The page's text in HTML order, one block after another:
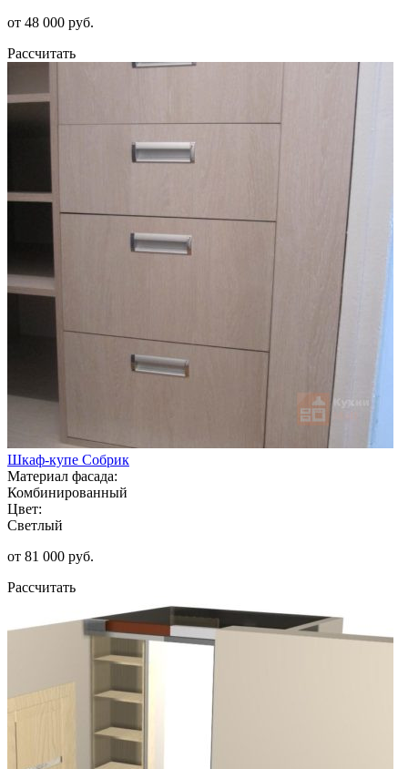
от 48 000 руб.
Рассчитать
Шкаф-купе Собрик
Материал фасада:
Комбинированный
Цвет:
Светлый
от 81 000 руб.
Рассчитать